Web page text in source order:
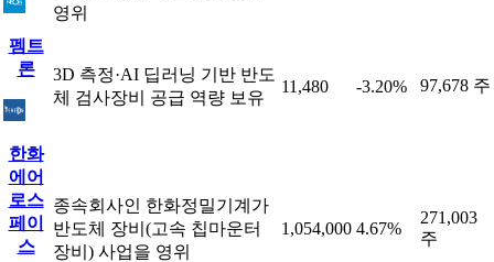
영위
펨트
론
3D 측정·AI 딥러닝 기반 반도
체 검사장비 공급 역량 보유
11,480 -3.20% 97,678 주
한화
에어
로스
페이
스
종속회사인 한화정밀기계가
반도체 장비(고속 칩마운터
장비) 사업을 영위
1,054,000 4.67%
271,003
주